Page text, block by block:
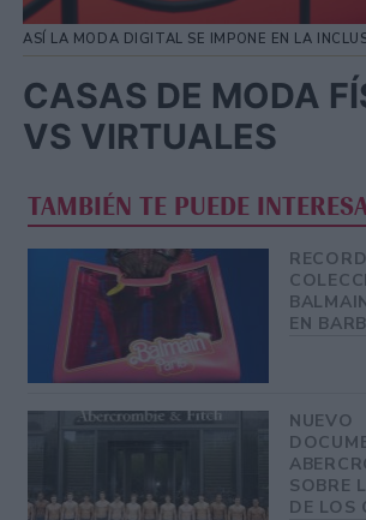
ASÍ LA MODA DIGITAL SE IMPONE EN LA
CASAS DE MODA
VS VIRTUALES
TAMBIÉN TE PUEDE
EN
NUEVO
SOBRE
DE LOS